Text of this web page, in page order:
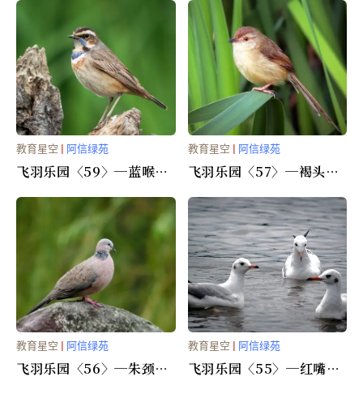
教育星空 | 阿信绿苑
飞羽乐园〈59〉─蓝喉鸲
教育星空 | 阿信绿苑
飞羽乐园〈57〉─褐头鹪
教育星空 | 阿信绿苑
飞羽乐园〈56〉─朱颈斑
教育星空 | 阿信绿苑
飞羽乐园〈55〉─红嘴鸥